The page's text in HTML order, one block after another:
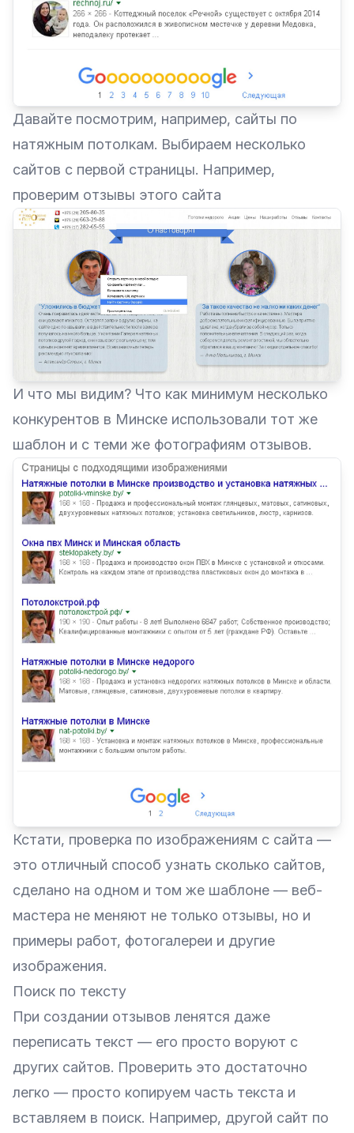
Давайте посмотрим, например, сайты по
натяжным потолкам. Выбираем несколько
сайтов с первой страницы. Например,
проверим отзывы этого сайта
И что мы видим? Что как минимум несколько
конкурентов в Минске использовали тот же
шаблон и с теми же фотографиям отзывов.
Кстати, проверка по изображениям с сайта —
это отличный способ узнать сколько сайтов,
сделано на одном и том же шаблоне — веб-
мастера не меняют не только отзывы, но и
примеры работ, фотогалереи и другие
изображения.
Поиск по тексту
При создании отзывов ленятся даже
переписать текст — его просто воруют с
других сайтов. Проверить это достаточно
легко — просто копируем часть текста и
вставляем в поиск. Например, другой сайт по